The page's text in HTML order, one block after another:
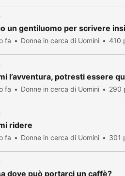
un gentiluomo per scrivere
fa Donne in cerca di Uomini 410
l’avventura, potresti essere
fa Donne in cerca di Uomini 290
ridere
fa Donne in cerca di Uomini 301
dove può portarci un caffè?